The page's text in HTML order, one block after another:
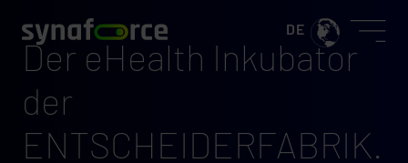
Der eHealth Inkubator
der
ENTSCHEIDERFABRIK.